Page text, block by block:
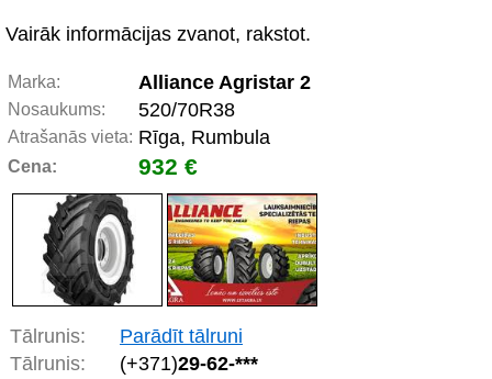
Vairāk informācijas zvanot, rakstot.
Marka: Alliance Agristar 2
Nosaukums: 520/70R38
Atrašanās vieta: Rīga, Rumbula
Cena: 932 €
Tālrunis:
Parādīt tālruni
Tālrunis:
(+371)29-62-***